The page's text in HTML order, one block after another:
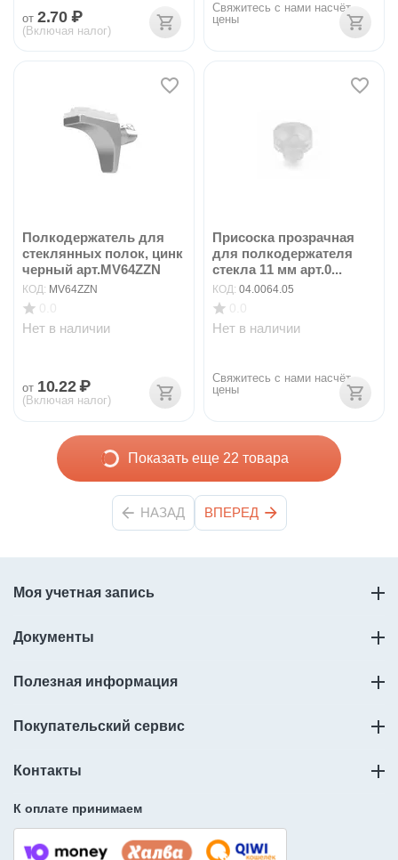
от 2.70 ₽
(Включая налог)
Свяжитесь с нами насчёт
цены
Полкодержатель для
стеклянных полок, цинк
черный арт.MV64ZZN
КОД: MV64ZZN
Нет в наличии
от 10.22 ₽
(Включая налог)
Присоска прозрачная
для полкодержателя
стекла 11 мм арт.0...
КОД: 04.0064.05
Нет в наличии
Свяжитесь с нами насчёт
цены
Показать еще 22 товара
НАЗАД ВПЕРЕД
Моя учетная запись
Документы
Полезная информация
Покупательский сервис
Контакты
К оплате принимаем